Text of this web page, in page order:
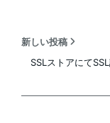
新しい投稿
SSLストアにて